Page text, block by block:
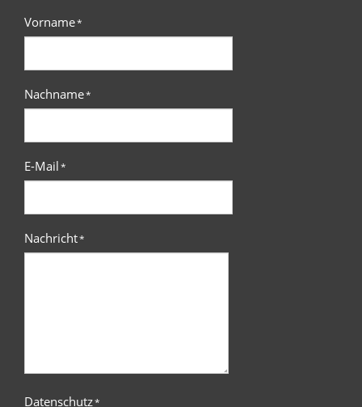
Vorname*
Nachname*
E-Mail*
Nachricht*
Datenschutz*